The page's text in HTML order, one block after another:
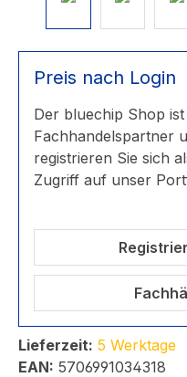
Preis nach Login
Der bluechip Shop
Fachhandelspartner
registrieren Sie sich
Zugriff auf unser
Lieferzeit: 5 Werktage
EAN: 5706991034318